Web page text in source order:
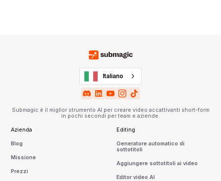
Italiano
Submagic è il miglior strumento AI per creare video accattivanti short-form
in pochi secondi per team e aziende.
Azienda
Blog
Missione
Prezzi
Editing
Generatore automatico di
sottotitoli
Aggiungere sottotitoli ai video
Editor video AI